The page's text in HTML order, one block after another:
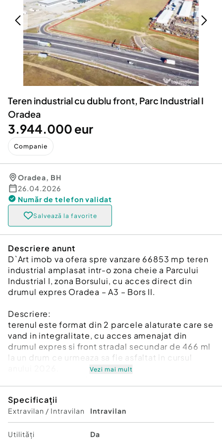
Servicii
Animale de companie
Afaceri și echipamente profesionale
Inchiriere Bunuri si Vehicule
Utilaje agricole si industriale
Piese auto si accesorii
Dacia Duster
Teren industrial cu dublu front, Parc Industrial I
Oradea
3.944.000 eur
Companie
Oradea, BH
26.04.2026
Număr de telefon validat
Salvează la favorite
Descriere anunt
D`Art imob va ofera spre vanzare 66853 mp teren
industrial amplasat intr-o zona cheie a Parcului
Industrial I, zona Borsului, cu acces direct din
drumul expres Oradea – A3 – Bors II.
Descriere:
terenul este format din 2 parcele alaturate care se
vand in integralitate, cu acces amenajat din
drumul expres si front stradal secundar de 466 ml
la un drum ce urmeaza sa fie asfaltat in cursul
permitand astfel parcelarea terenului daca se
doreste.
dispune de utilitati la parcela precum : apa de la
retea, canalizare, electricitate, gaz.
Vezi mai mult
Specificații
Extravilan / Intravilan Intravilan
Utilități Da